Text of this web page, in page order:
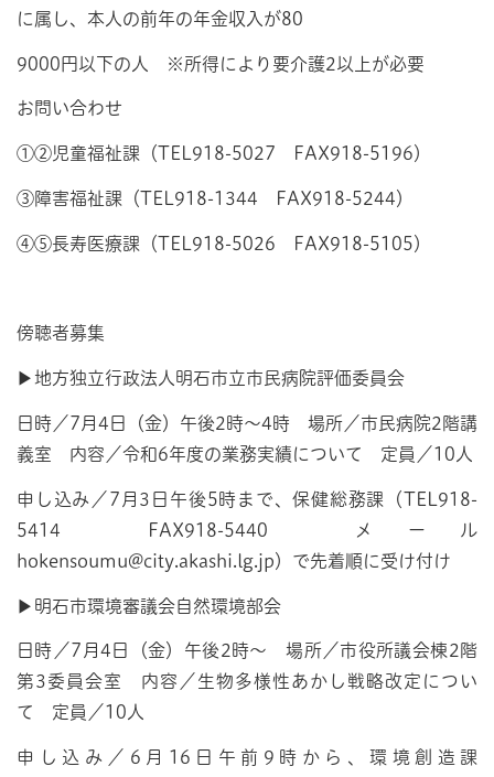
に属し、本人の前年の年金収入が80
9000円以下の人 ※所得により要介護2以上が必要
お問い合わせ
①②児童福祉課（TEL918-5027 FAX918-5196）
③障害福祉課（TEL918-1344 FAX918-5244）
④⑤長寿医療課（TEL918-5026 FAX918-5105）
傍聴者募集
▶地方独立行政法人明石市立市民病院評価委員会
日時／7月4日（金）午後2時～4時 場所／市民病院2階講
義室 内容／令和6年度の業務実績について 定員／10人
申し込み／7月3日午後5時まで、保健総務課（TEL918-
5414 FAX918-5440 メール
hokensoumu@city.akashi.lg.jp）で先着順に受け付け
▶明石市環境審議会自然環境部会
日時／7月4日（金）午後2時～ 場所／市役所議会棟2階
第3委員会室 内容／生物多様性あかし戦略改定につい
て 定員／10人
申し込み／6月16日午前9時から、環境創造課